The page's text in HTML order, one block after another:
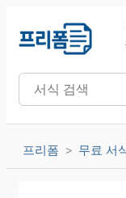
프리폼 무료 서